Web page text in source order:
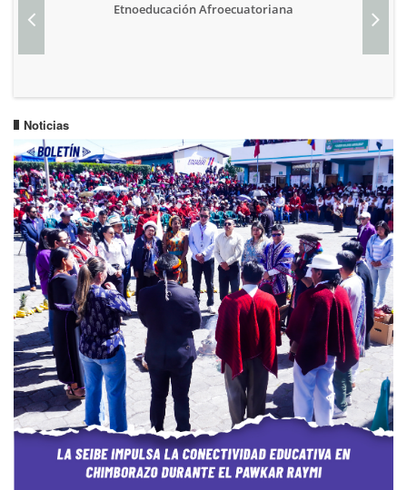
Etnoeducación Afroecuatoriana
Noticias